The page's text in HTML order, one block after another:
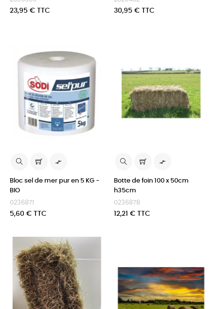
Prix
23,95 € TTC Prix
30,95 € TTC

Bloc sel de mer pur en 5 KG -
BIO
0236871
Prix
5,60 € TTC

Botte de foin 100 x 50cm
h35cm
0236878
Prix
12,21 € TTC